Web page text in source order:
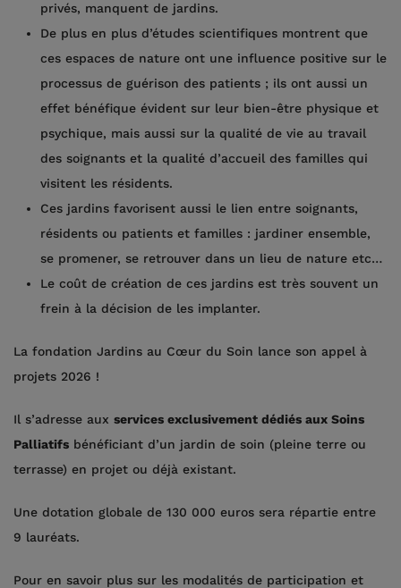
privés, manquent de jardins.
De plus en plus d’études scientifiques montrent que
ces espaces de nature ont une influence positive sur le
processus de guérison des patients ; ils ont aussi un
effet bénéfique évident sur leur bien-être physique et
psychique, mais aussi sur la qualité de vie au travail
des soignants et la qualité d’accueil des familles qui
visitent les résidents.
Ces jardins favorisent aussi le lien entre soignants,
résidents ou patients et familles : jardiner ensemble,
se promener, se retrouver dans un lieu de nature etc…
Le coût de création de ces jardins est très souvent un
frein à la décision de les implanter.
La fondation Jardins au Cœur du Soin lance son appel à
projets 2026 !
Il s’adresse aux services exclusivement dédiés aux Soins
Palliatifs bénéficiant d’un jardin de soin (pleine terre ou
terrasse) en projet ou déjà existant.
Une dotation globale de 130 000 euros sera répartie entre
9 lauréats.
Pour en savoir plus sur les modalités de participation et